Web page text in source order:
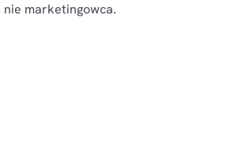
marketingowca.